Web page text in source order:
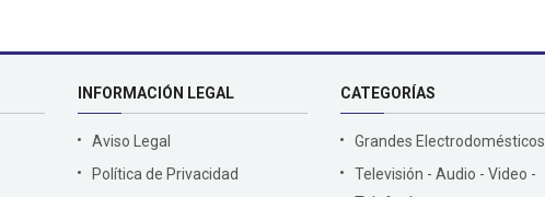
INFORMACIÓN LEGAL
Aviso Legal
Política de Privacidad
CATEGORÍAS
Grandes Electrodomésticos
Televisión - Audio - Video -